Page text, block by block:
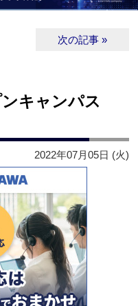
次の記事 »
キャンパス
2022年07月05日 (火)